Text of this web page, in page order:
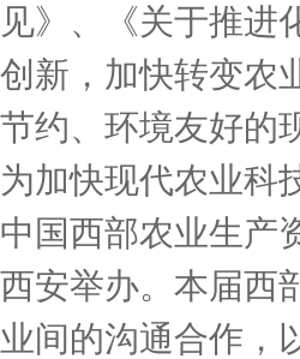
见》、《关于推进
创新，加快转变农
节约、环境友好的
为加快现代农业科
中国西部农业生产
西安举办。本届西
业间的沟通合作，